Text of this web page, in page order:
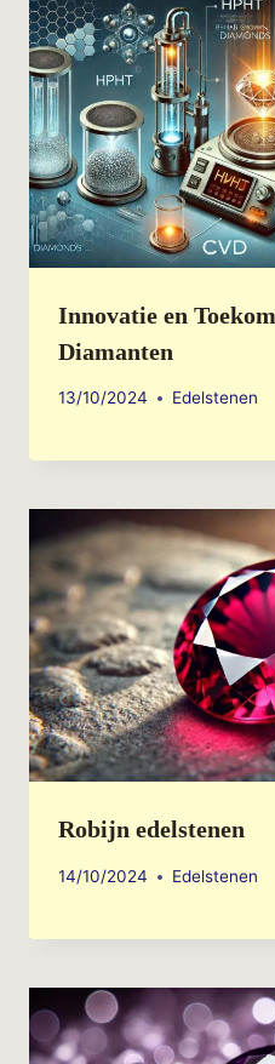
Innovatie en
Diamanten
13/10/2024 Edelstenen
Robijn edelstenen
14/10/2024 Edelstenen